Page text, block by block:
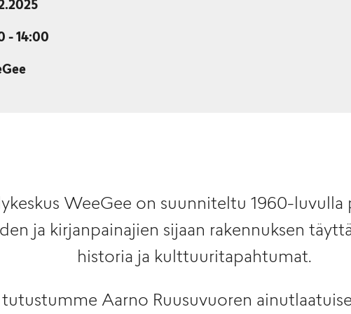
- 14:00
WeeGee on suunniteltu 1960-luvulla
ja kirjanpainajien sijaan rakennuksen
historia ja kulttuuritapahtumat.
Aarno Ruusuvuoren